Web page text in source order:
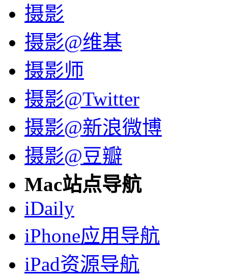
摄影
摄影@维基
摄影师
摄影@Twitter
摄影@新浪微博
摄影@豆瓣
Mac站点导航
iDaily
iPhone应用导航
iPad资源导航